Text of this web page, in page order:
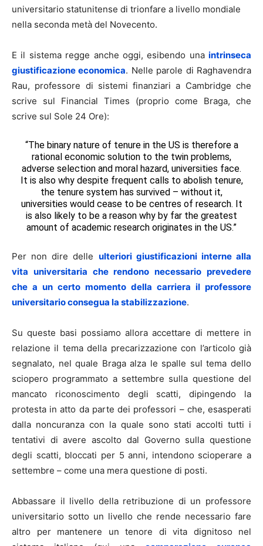
universitario statunitense di trionfare a livello mondiale
nella seconda metà del Novecento.
E il sistema regge anche oggi, esibendo una intrinseca
giustificazione economica. Nelle parole di Raghavendra
Rau, professore di sistemi finanziari a Cambridge che
scrive sul Financial Times (proprio come Braga, che
scrive sul Sole 24 Ore):
“The binary nature of tenure in the US is therefore a
rational economic solution to the twin problems,
adverse selection and moral hazard, universities face.
It is also why despite frequent calls to abolish tenure,
the tenure system has survived – without it,
universities would cease to be centres of research. It
is also likely to be a reason why by far the greatest
amount of academic research originates in the US.”
Per non dire delle ulteriori giustificazioni interne alla
vita universitaria che rendono necessario prevedere
che a un certo momento della carriera il professore
universitario consegua la stabilizzazione.
Su queste basi possiamo allora accettare di mettere in
relazione il tema della precarizzazione con l’articolo già
segnalato, nel quale Braga alza le spalle sul tema dello
sciopero programmato a settembre sulla questione del
mancato riconoscimento degli scatti, dipingendo la
protesta in atto da parte dei professori – che, esasperati
dalla noncuranza con la quale sono stati accolti tutti i
tentativi di avere ascolto dal Governo sulla questione
degli scatti, bloccati per 5 anni, intendono scioperare a
settembre – come una mera questione di posti.
Abbassare il livello della retribuzione di un professore
universitario sotto un livello che rende necessario fare
altro per mantenere un tenore di vita dignitoso nel